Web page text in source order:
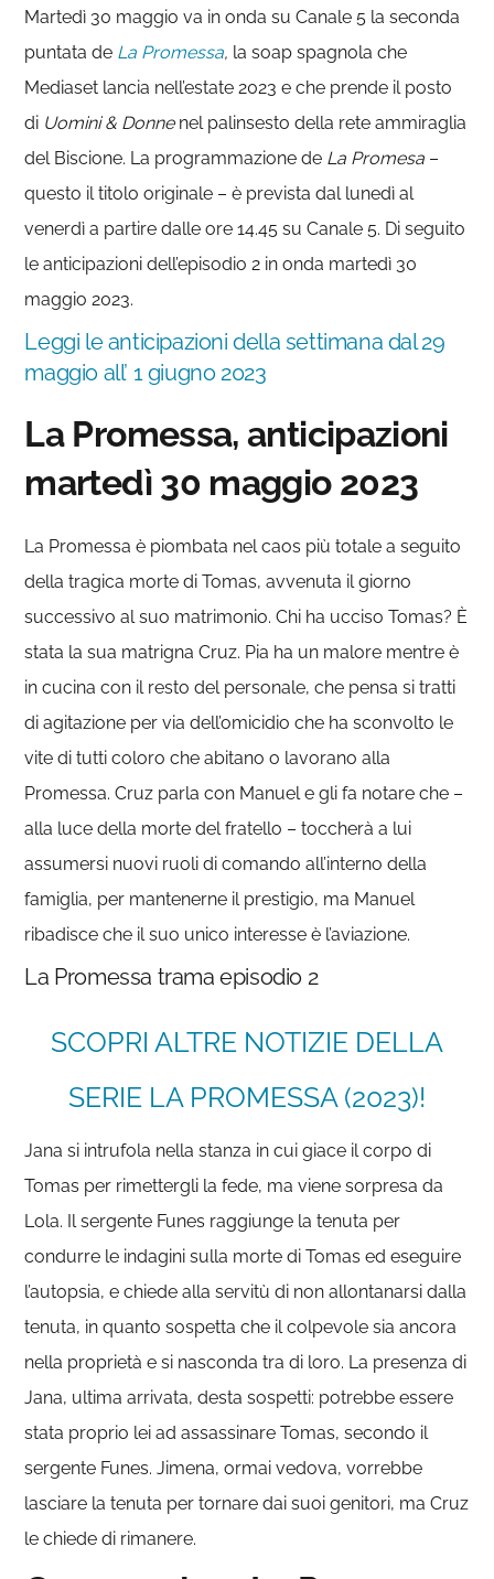
Martedì 30 maggio va in onda su Canale 5 la seconda
puntata de La Promessa, la soap spagnola che
Mediaset lancia nell’estate 2023 e che prende il posto
di Uomini & Donnenel palinsesto della rete ammiraglia
del Biscione. La programmazione de La Promesa –
questo il titolo originale – è prevista dal lunedì al
venerdì a partire dalle ore 14.45 su Canale 5. Di seguito
le anticipazioni dell’episodio 2 in onda martedì 30
maggio 2023.
Leggi le anticipazioni della settimana dal 29
maggio all’ 1 giugno 2023
La Promessa, anticipazioni
martedì 30 maggio 2023
La Promessa è piombata nel caos più totale a seguito
della tragica morte di Tomas, avvenuta il giorno
successivo al suo matrimonio. Chi ha ucciso Tomas? È
stata la sua matrigna Cruz. Pia ha un malore mentre è
in cucina con il resto del personale, che pensa si tratti
di agitazione per via dell’omicidio che ha sconvolto le
vite di tutti coloro che abitano o lavorano alla
Promessa. Cruz parla con Manuel e gli fa notare che –
alla luce della morte del fratello – toccherà a lui
assumersi nuovi ruoli di comando all’interno della
famiglia, per mantenerne il prestigio, ma Manuel
ribadisce che il suo unico interesse è l’aviazione.
La Promessa trama episodio 2
SCOPRI ALTRE NOTIZIE DELLA
SERIE LA PROMESSA (2023)!
Jana si intrufola nella stanza in cui giace il corpo di
Tomas per rimettergli la fede, ma viene sorpresa da
Lola. Il sergente Funes raggiunge la tenuta per
condurre le indagini sulla morte di Tomas ed eseguire
l’autopsia, e chiede alla servitù di non allontanarsi dalla
tenuta, in quanto sospetta che il colpevole sia ancora
nella proprietà e si nasconda tra di loro. La presenza di
Jana, ultima arrivata, desta sospetti: potrebbe essere
stata proprio lei ad assassinare Tomas, secondo il
sergente Funes. Jimena, ormai vedova, vorrebbe
lasciare la tenuta per tornare dai suoi genitori, ma Cruz
le chiede di rimanere.